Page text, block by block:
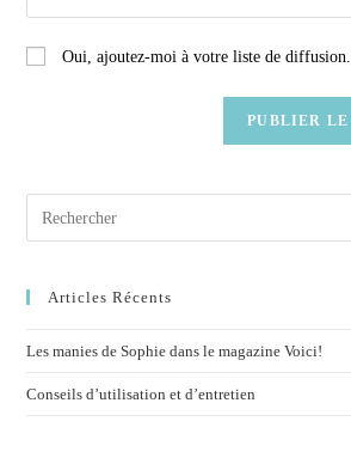
Oui, ajoutez-moi à votre liste de diffusion.
Articles Récents
Les manies de Sophie dans le magazine Voici!
Conseils d’utilisation et d’entretien